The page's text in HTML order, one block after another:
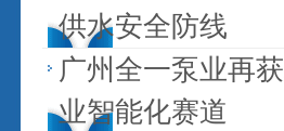
供水安全防线
广州全一泵业再
业智能化赛道